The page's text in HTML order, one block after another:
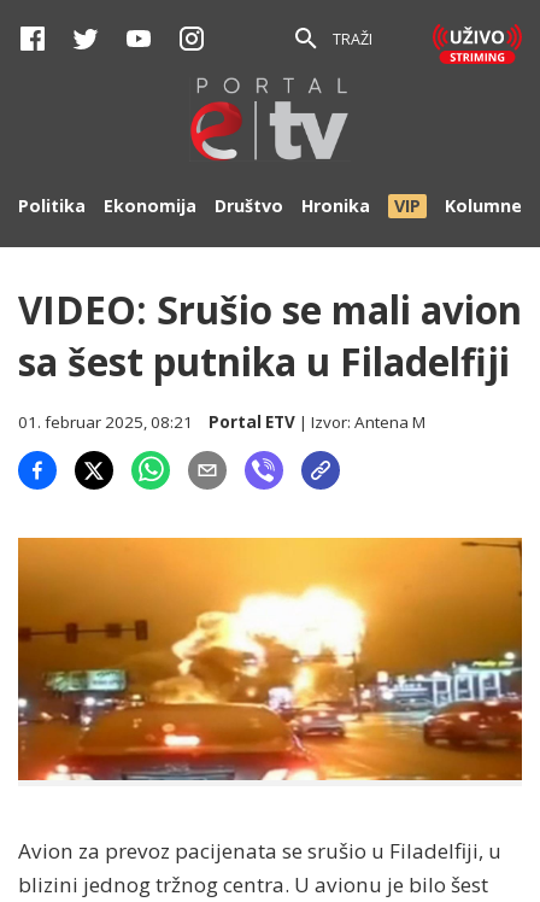
TRAŽI
Politika Ekonomija Društvo Hronika VIP Kolumne
VIDEO: Srušio se mali avion
sa šest putnika u Filadelfiji
01. februar 2025, 08:21 Portal ETV | Izvor:Antena M
Avion za prevoz pacijenata se srušio u Filadelfiji, u
blizini jednog tržnog centra. U avionu je bilo šest